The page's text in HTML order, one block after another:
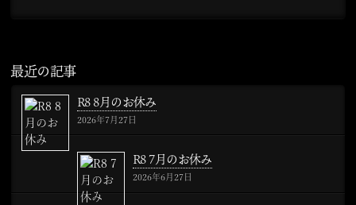
最近の記事
R8 8月のお休み
2026年7月27日
R8 7月のお休み
2026年6月27日